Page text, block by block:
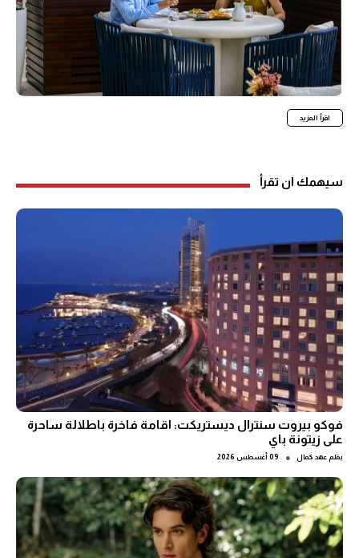
اقرأ المزيد
سيهمك ان تقرأ
فوكو بيروت سنترال ديستريكت: اقامة فاخرة باطلالة ساحرة
على زيتونة باي
بقلم عهد كمال ● 09 أغسطس 2026